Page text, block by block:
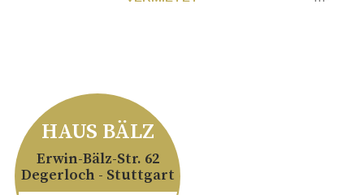
HAUS BÄLZ
Erwin-Bälz-Str. 62
Degerloch - Stuttgart